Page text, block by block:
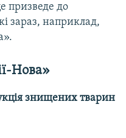
призведе до
зараз, наприклад,
Нова»
знищених тварин